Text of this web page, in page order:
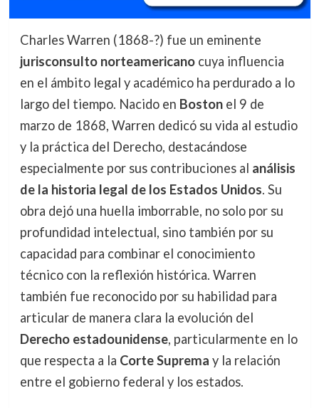
Charles Warren (1868-?) fue un eminente
jurisconsulto norteamericanocuya influencia
en el ámbito legal y académico ha perdurado a lo
largo del tiempo. Nacido en Bostonel 9 de
marzo de 1868, Warren dedicó su vida al estudio
y la práctica del Derecho, destacándose
especialmente por sus contribuciones al análisis
de la historia legal de los Estados Unidos. Su
obra dejó una huella imborrable, no solo por su
profundidad intelectual, sino también por su
capacidad para combinar el conocimiento
técnico con la reflexión histórica. Warren
también fue reconocido por su habilidad para
articular de manera clara la evolución del
Derecho estadounidense, particularmente en lo
que respecta a la Corte Suprema y la relación
entre el gobierno federal y los estados.